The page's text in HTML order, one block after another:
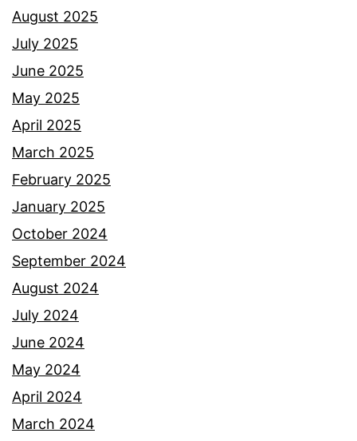
August 2025
July 2025
June 2025
May 2025
April 2025
March 2025
February 2025
January 2025
October 2024
September 2024
August 2024
July 2024
June 2024
May 2024
April 2024
March 2024